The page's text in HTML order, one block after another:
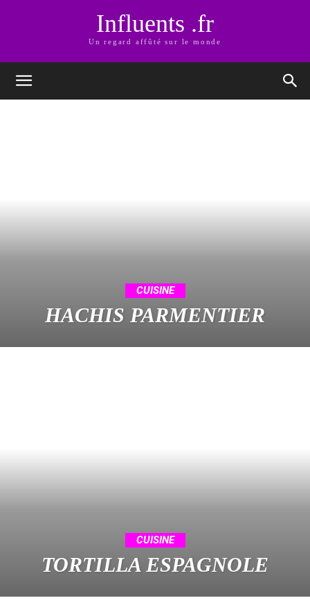
Influents .fr
Un regard affûté sur le monde
CUISINE
HACHIS PARMENTIER
CUISINE
TORTILLA ESPAGNOLE